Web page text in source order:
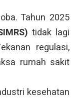
Tahun 2025
tidak lagi
regulasi,
rumah sakit
kesehatan